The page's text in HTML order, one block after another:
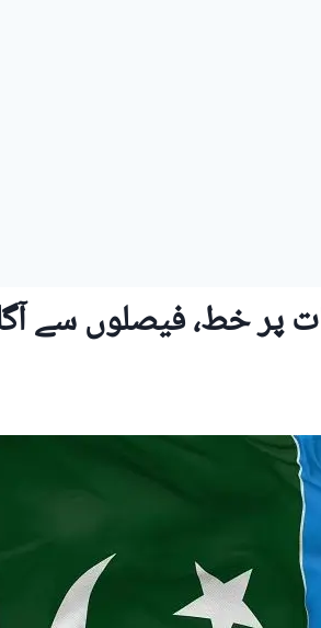
پر خط، فیصلوں سے